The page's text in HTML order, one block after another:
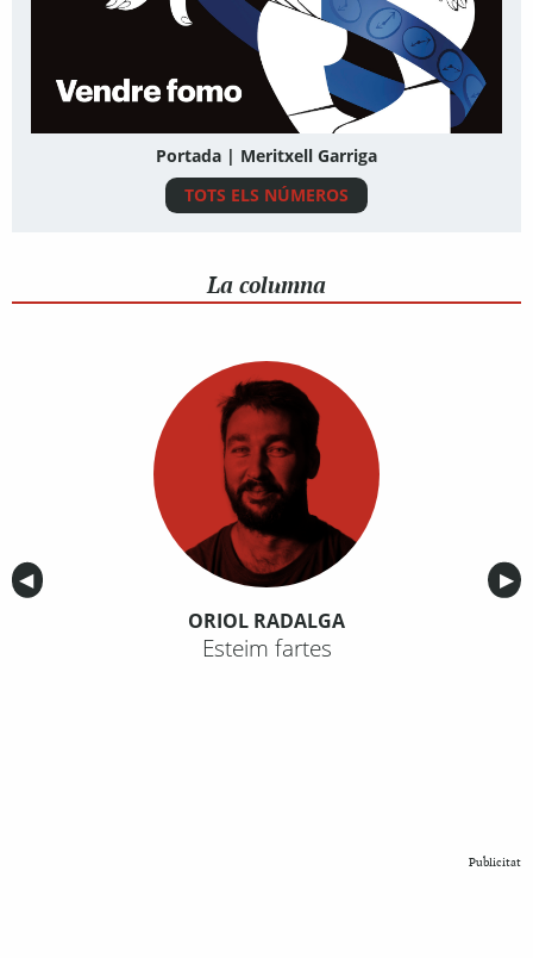
Portada | Meritxell Garriga
TOTS ELS NÚMEROS
La columna
Anterior
◀︎ ▶︎
ORIOL RADALGA
Esteim fartes
Publicitat